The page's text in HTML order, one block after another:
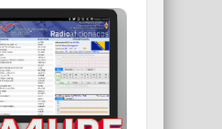
EA4URE
de URE,
e información y
GDURE